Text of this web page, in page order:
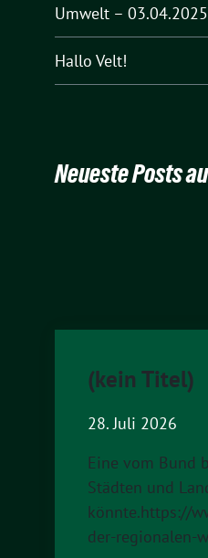
Umwelt – 03.04.2025
Hallo Velt!
Neueste Posts
(kein Titel)
28. Juli 2026
Eine vom Bund
Städten und
könnte.https://
der-regionalen-